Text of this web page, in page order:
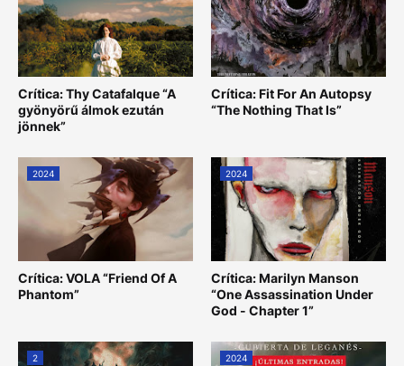
Crítica: Thy Catafalque “A
gyönyörű álmok ezután
jönnek”
Crítica: Fit For An Autopsy
“The Nothing That Is”
2024
Crítica: VOLA “Friend Of A
Phantom”
2024
Crítica: Marilyn Manson
“One Assassination Under
God - Chapter 1”
2 2024